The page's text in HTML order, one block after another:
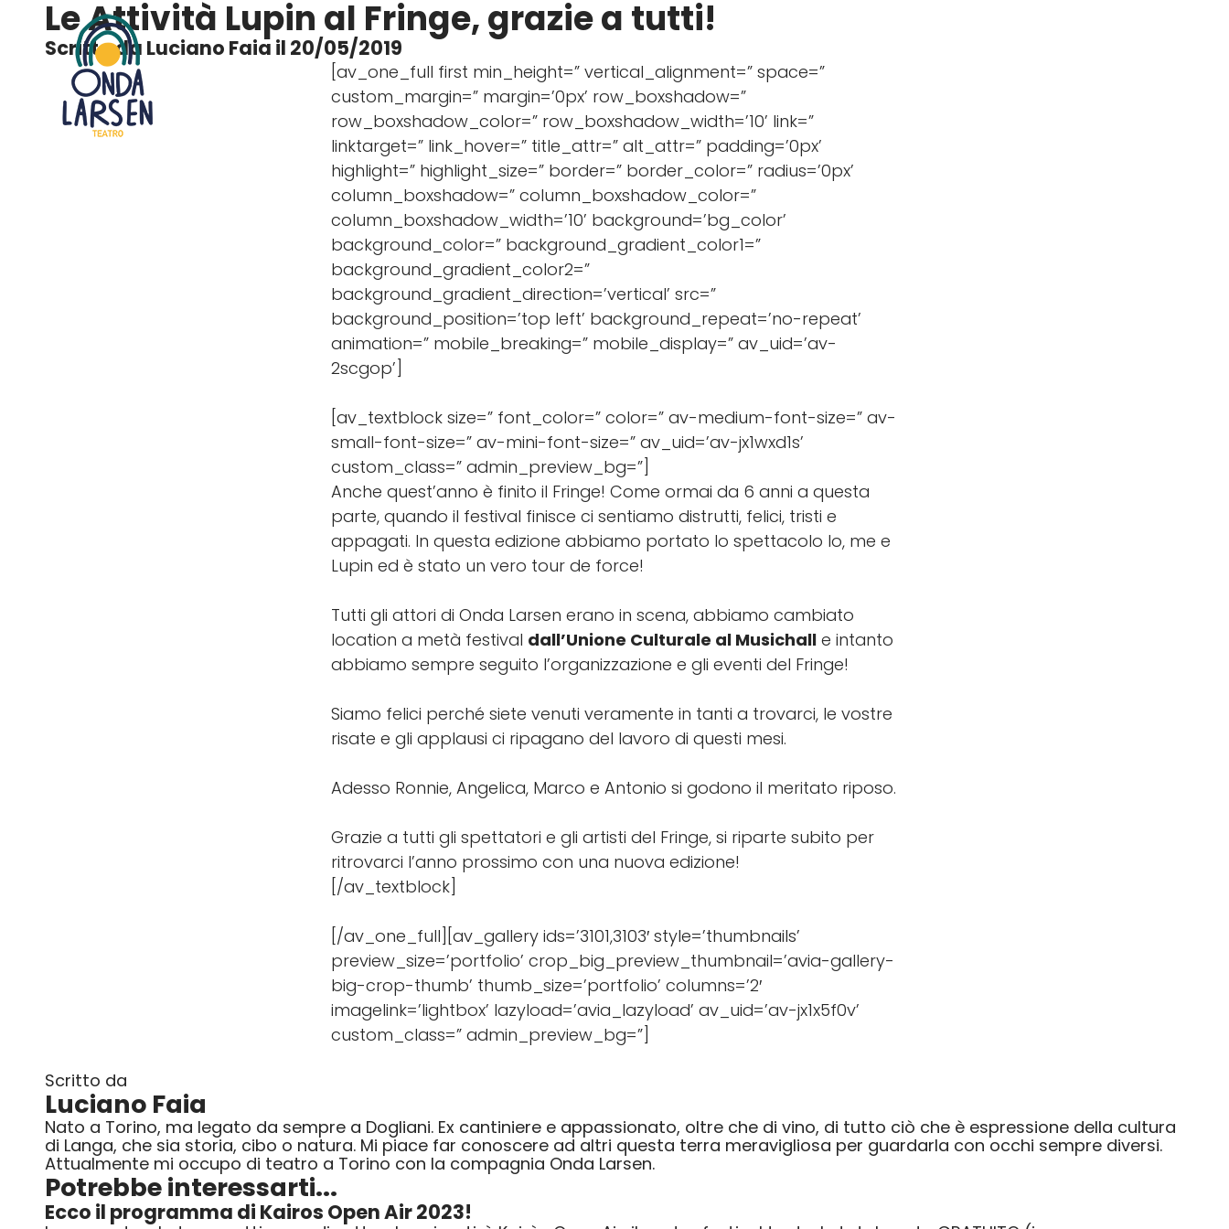
Le Attività Lupin al Fringe, grazie a tutti!
Scritto da Luciano Faia il 20/05/2019
[av_one_full first min_height=” vertical_alignment=” space=”
custom_margin=” margin=’0px’ row_boxshadow=”
row_boxshadow_color=” row_boxshadow_width=’10’ link=”
linktarget=” link_hover=” title_attr=” alt_attr=” padding=’0px’
highlight=” highlight_size=” border=” border_color=” radius=’0px’
column_boxshadow=” column_boxshadow_color=”
column_boxshadow_width=’10’ background=’bg_color’
background_color=” background_gradient_color1=”
background_gradient_color2=”
background_gradient_direction=’vertical’ src=”
background_position=’top left’ background_repeat=’no-repeat’
animation=” mobile_breaking=” mobile_display=” av_uid=’av-
2scgop’]
[av_textblock size=” font_color=” color=” av-medium-font-size=” av-
small-font-size=” av-mini-font-size=” av_uid=’av-jx1wxd1s’
custom_class=” admin_preview_bg=”]
Anche quest’anno è finito il Fringe! Come ormai da 6 anni a questa
parte, quando il festival finisce ci sentiamo distrutti, felici, tristi e
appagati. In questa edizione abbiamo portato lo spettacolo Io, me e
Lupin ed è stato un vero tour de force!
Tutti gli attori di Onda Larsen erano in scena, abbiamo cambiato
location a metà festival dall’Unione Culturale al Musichalle intanto
abbiamo sempre seguito l’organizzazione e gli eventi del Fringe!
Siamo felici perché siete venuti veramente in tanti a trovarci, le vostre
risate e gli applausi ci ripagano del lavoro di questi mesi.
Adesso Ronnie, Angelica, Marco e Antonio si godono il meritato riposo.
Grazie a tutti gli spettatori e gli artisti del Fringe, si riparte subito per
ritrovarci l’anno prossimo con una nuova edizione!
[/av_textblock]
[/av_one_full][av_gallery ids=’3101,3103′ style=’thumbnails’
preview_size=’portfolio’ crop_big_preview_thumbnail=’avia-gallery-
big-crop-thumb’ thumb_size=’portfolio’ columns=’2′
imagelink=’lightbox’ lazyload=’avia_lazyload’ av_uid=’av-jx1x5f0v’
custom_class=” admin_preview_bg=”]
Scritto da
Luciano Faia
Nato a Torino, ma legato da sempre a Dogliani. Ex cantiniere e appassionato, oltre che di vino, di tutto ciò che è espressione della cultura
di Langa, che sia storia, cibo o natura. Mi piace far conoscere ad altri questa terra meravigliosa per guardarla con occhi sempre diversi.
Attualmente mi occupo di teatro a Torino con la compagnia Onda Larsen.
Potrebbe interessarti...
Ecco il programma di Kairos Open Air 2023!